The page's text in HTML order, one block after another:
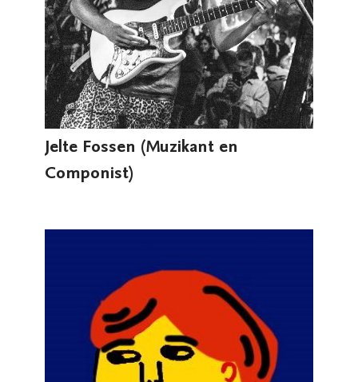
Jelte Fossen (Muzikant en
Componist)